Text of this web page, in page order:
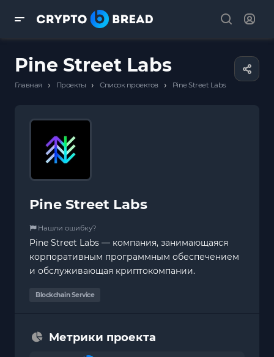
Pine Street Labs
Главная › Проекты › Список проектов › Pine Street Labs
Pine Street Labs
Нашли ошибку?
Pine Street Labs — компания, занимающаяся
корпоративным программным обеспечением
и обслуживающая криптокомпании.
Blockchain Service
Метрики проекта